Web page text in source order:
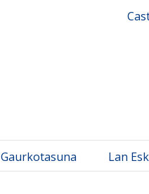
Gaurkotasuna Lan